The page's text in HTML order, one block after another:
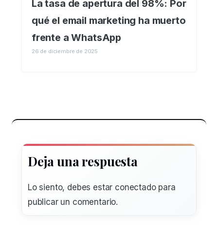
La tasa de apertura del 98%: Por
qué el email marketing ha muerto
frente a WhatsApp
26 de diciembre de 2025
Deja una respuesta
Lo siento, debes estar conectadopara
publicar un comentario.